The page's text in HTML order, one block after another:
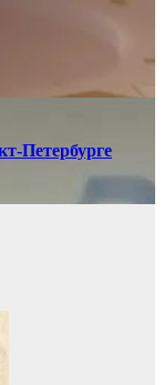
Петербурге